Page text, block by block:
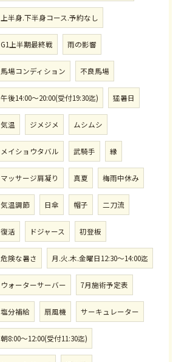
上半身.下半身コース.予約なし
G1上半期最終戦 雨の影響
馬場コンディション 不良馬場
午後14:00〜20:00(受付19:30迄) 猛暑日
気温 ジメジメ ムシムシ
メイショウタバル 武騎手 縁
マッサージ肩凝り 真夏 梅雨中休み
気温調節 日傘 帽子 二刀流
復活 ドジャース 初登板
危険な暑さ 月.火.木.金曜日12:30〜14:00迄
ウォーターサーバー 7月施術予定表
塩分補給 扇風機 サーキュレーター
朝8:00〜12:00(受付11:30迄)